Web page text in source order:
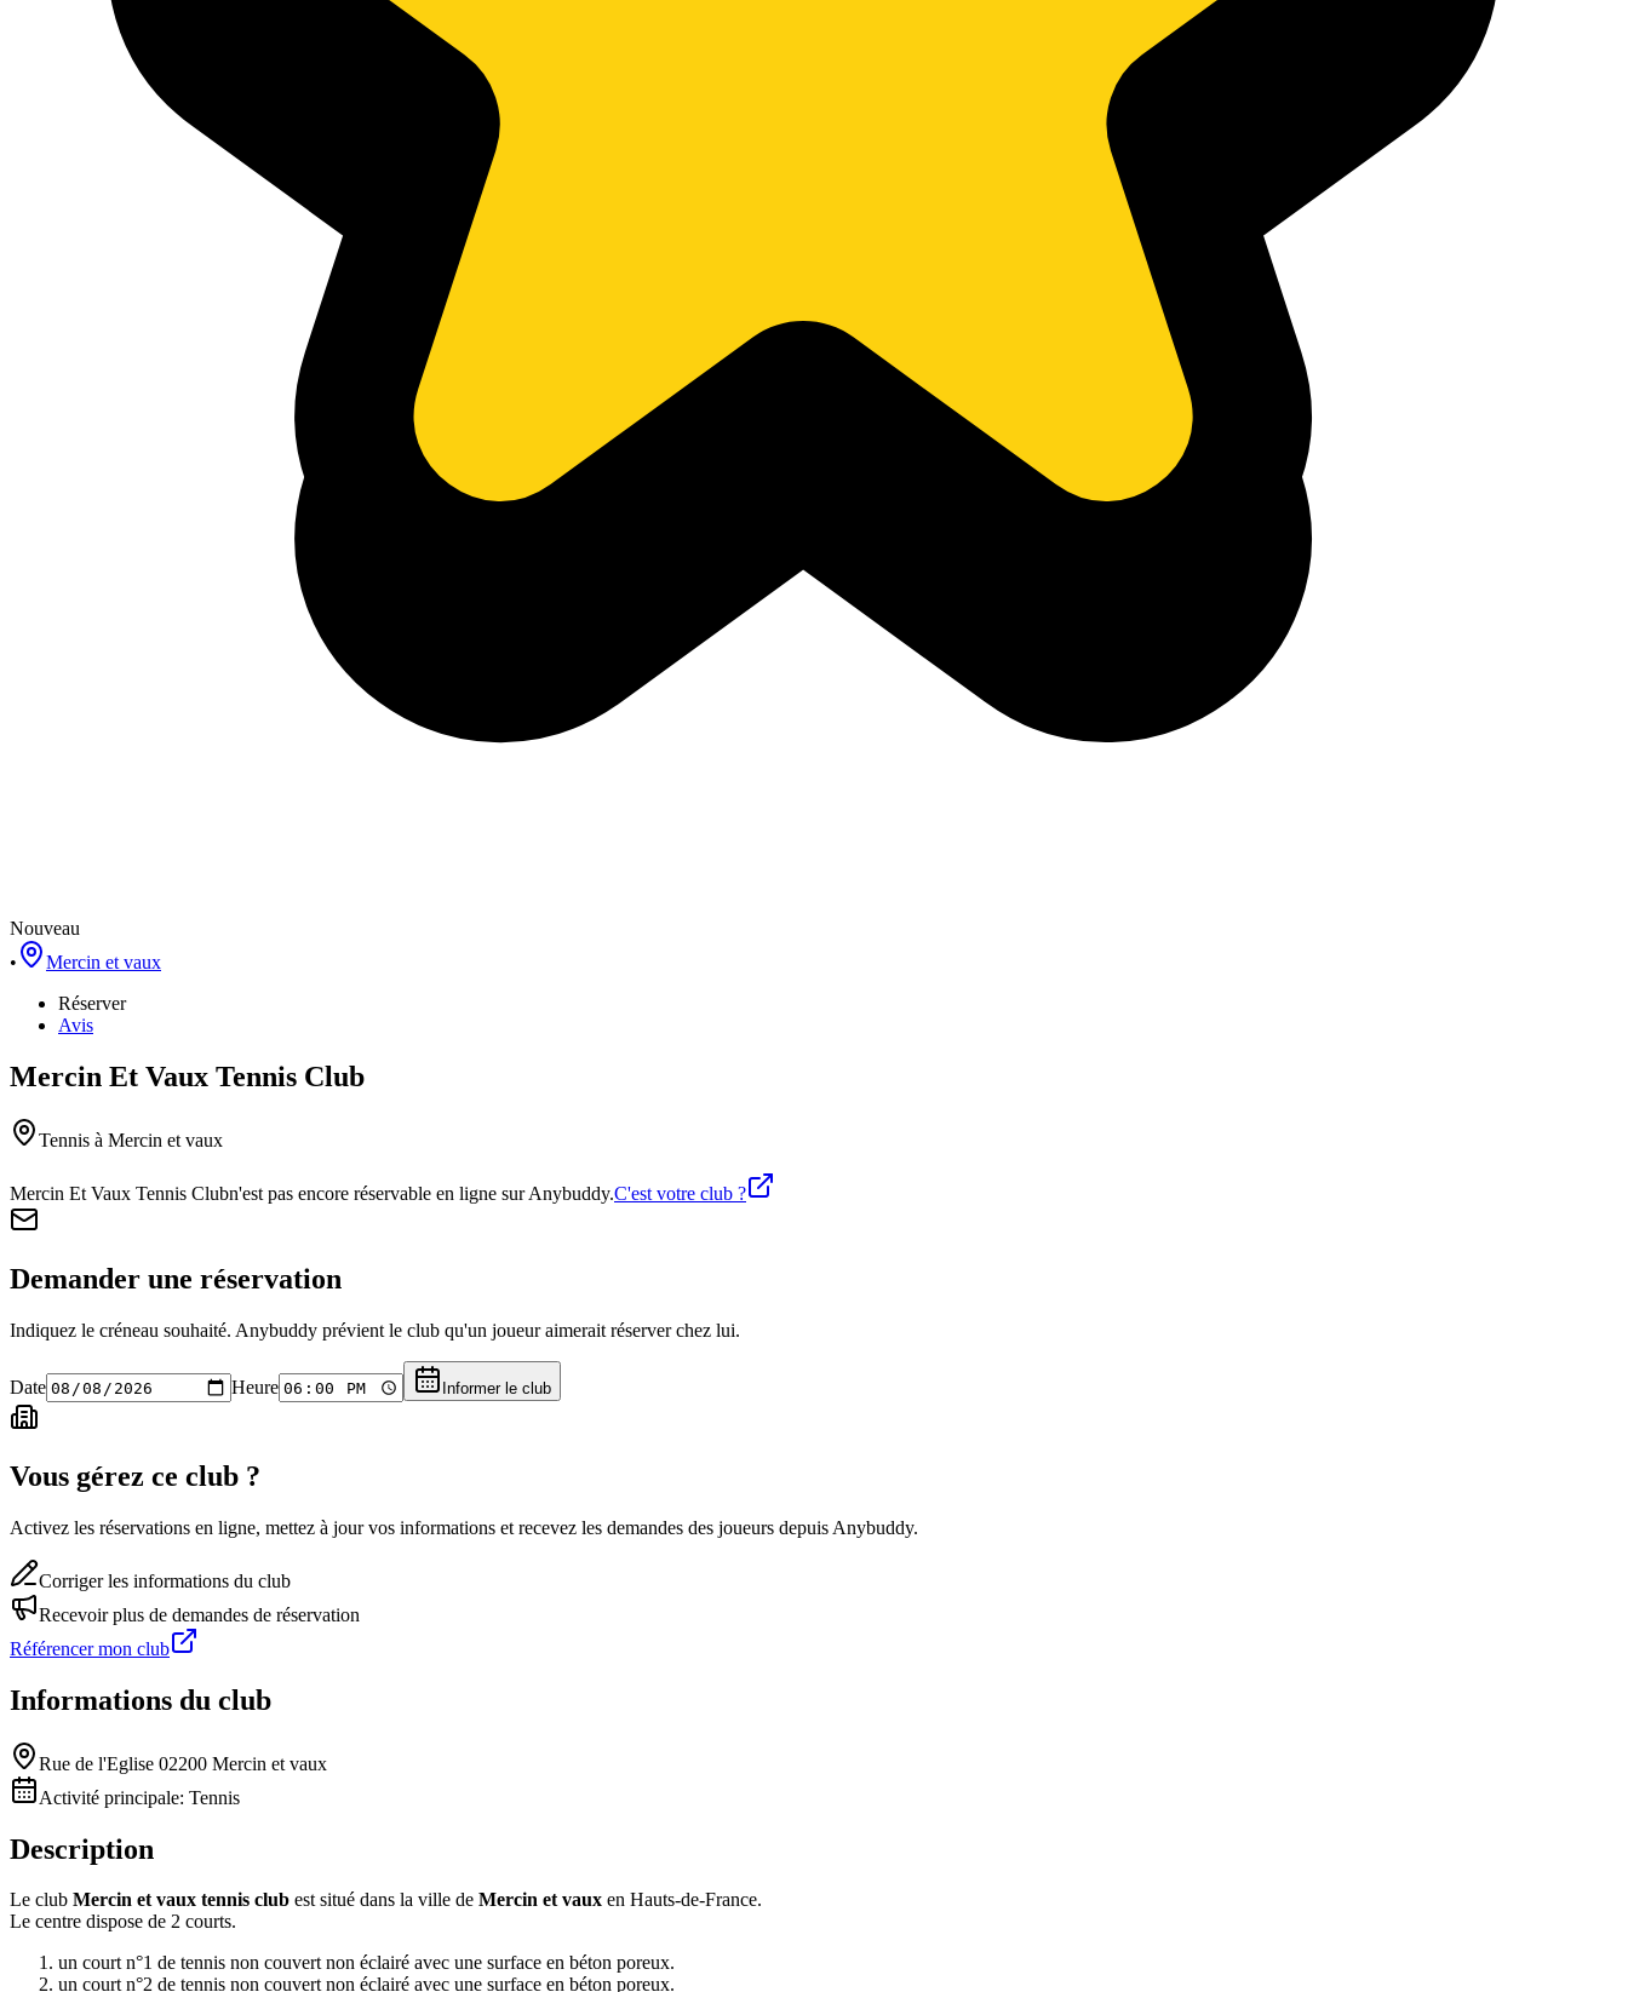
Nouveau
•
Mercin et vaux
Réserver
Avis
Mercin Et Vaux Tennis Club
Tennis à Mercin et vaux
Mercin Et Vaux Tennis Clubn'est pas encore réservable en ligne sur Anybuddy.C'est votre club ?
Demander une réservation
Indiquez le créneau souhaité. Anybuddy prévient le club qu'un joueur aimerait réserver chez lui.
Date Heure Informer le club
Vous gérez ce club ?
Activez les réservations en ligne, mettez à jour vos informations et recevez les demandes des joueurs depuis Anybuddy.
Corriger les informations du club
Recevoir plus de demandes de réservation
Référencer mon club
Informations du club
Rue de l'Eglise 02200 Mercin et vaux
Activité principale: Tennis
Description
Le club Mercin et vaux tennis club est situé dans la ville de Mercin et vaux en Hauts-de-France.
Le centre dispose de 2 courts.
un court n°1 de tennis non couvert non éclairé avec une surface en béton poreux.
un court n°2 de tennis non couvert non éclairé avec une surface en béton poreux.